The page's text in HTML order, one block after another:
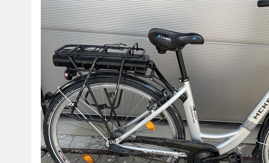
7. August 2026
POL-OH: Fahndung Nach
7. August 2026
HZA-F: Frankfurter
Durch
7. August 2026
POL-OH: 25 Jahre
Erhalten Spannende Einblicke
7. August 2026
Mittelhessen: MARBURG-
6. August 2026
POL-OH: Die Polizeistation
6. August 2026
POL-HR: Folgemeldung: